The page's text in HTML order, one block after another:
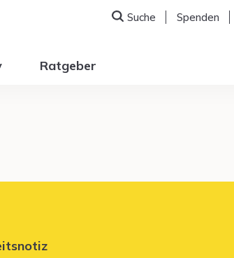
Ratgeber
Suche Spenden